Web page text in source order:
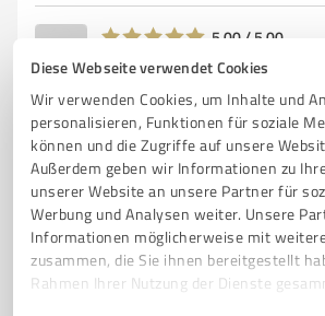
Diese Webseite verwendet Cookies
Wir verwenden Cookies, um Inhalte und
personalisieren, Funktionen für soziale
können und die Zugriffe auf unsere
Außerdem geben wir Informationen zu
unserer Website an unsere Partner für
Werbung und Analysen weiter. Unsere
Informationen möglicherweise mit
zusammen, die Sie ihnen bereitgestellt
Rahmen Ihrer Nutzung der Dienste
5,00 / 5,00
3Bewertungen (1 Quelle)